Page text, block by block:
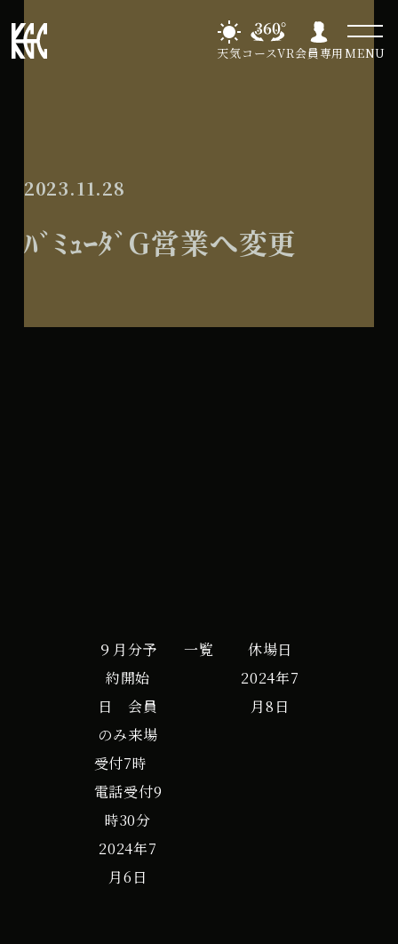
天気コースVR会員専用MENU
2023.11.28
ﾊﾞﾐｭｰﾀﾞG営業へ変更
９月分予
約開始
日 会員
のみ来場
受付7時
電話受付9
時30分
2024年7
月6日
一覧
休場日
2024年7
月8日